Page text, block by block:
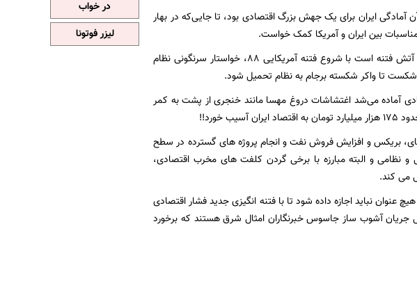
مهم داشت و آن آمادگی ایران برای یک جهش بزرگ اقتصادی بود، تا جایی‌که در بهار
، اما وقتی اوباما دید جریان غربگرا آماده برافروختن آتش فتنه است با شروع فتنه‌ آمریکایی ۸۸، خواستار سرنگونی نظام
اقتصادی آماده می‌شد اغتشاشات دروغ مهسا مانند خنجری از پشت به کمر
بریکس و افزایش فروش نفت و انجام پروژه های گسترده در سطح
و البته مبارزه با برخی گردن کلفت های مخرب اقتصادی،
می کند.
نباید اجازه داده شود تا با فتنه انگیزی جدید فشار اقتصادی
جریان آشوب ساز جاسوس خبرنگاران امثال شرق هستند که برخورد
در خواب
لیزر فوتونا